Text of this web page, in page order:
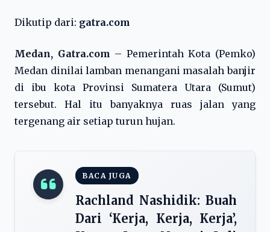
Dikutip dari: gatra.com
Medan, Gatra.com – Pemerintah Kota (Pemko)
Medan dinilai lamban menangani masalah banjir
di ibu kota Provinsi Sumatera Utara (Sumut)
tersebut. Hal itu banyaknya ruas jalan yang
tergenang air setiap turun hujan.
BACA JUGA
Rachland Nashidik: Buah
Dari ‘Kerja, Kerja, Kerja’,